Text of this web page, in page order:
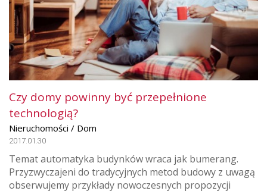
Czy domy powinny być przepełnione
technologią?
Nieruchomości / Dom
2017.01.30
Temat automatyka budynków wraca jak bumerang.
Przyzwyczajeni do tradycyjnych metod budowy z uwagą
obserwujemy przykłady nowoczesnych propozycji